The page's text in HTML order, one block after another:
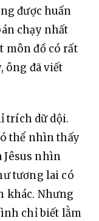
được huấn
chạy nhất
môn đồ có rất
ông đã viết
trích dữ dội.
thể nhìn thấy
Jêsus nhìn
tương lai có
khác. Nhưng
chỉ biết lằm